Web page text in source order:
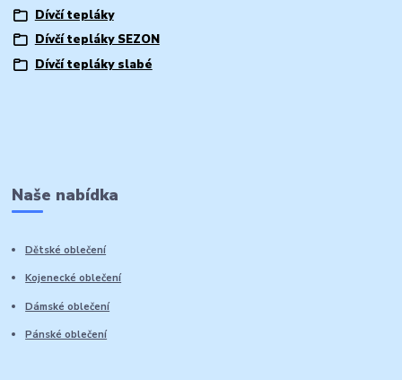
Dívčí tepláky
Dívčí tepláky SEZON
Dívčí tepláky slabé
Naše nabídka
Dětské oblečení
Kojenecké oblečení
Dámské oblečení
Pánské oblečení